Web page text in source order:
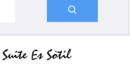
Es Sòtil